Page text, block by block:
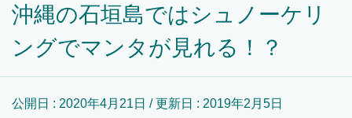
沖縄の石垣島ではシュノーケリ
ングでマンタが見れる！？
公開日 : 2020年4月21日 / 更新日 : 2019年2月5日